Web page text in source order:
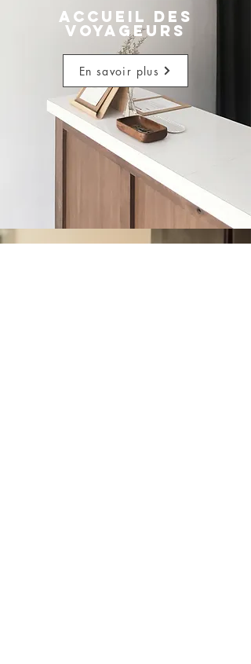
Accueil des
voyageurs
En savoir plus